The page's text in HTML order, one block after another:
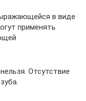
в виде
применять
Отсутствие